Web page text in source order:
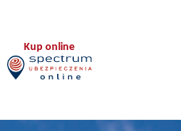
Kup online